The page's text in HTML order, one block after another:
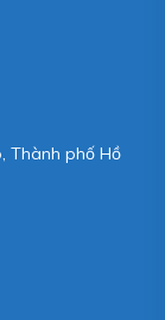
Thành phố Hồ